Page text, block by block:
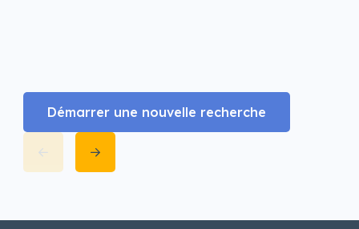
Démarrer une nouvelle recherche